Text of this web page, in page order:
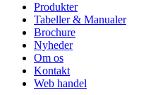
Produkter
Tabeller & Manualer
Brochure
Nyheder
Om os
Kontakt
Web handel